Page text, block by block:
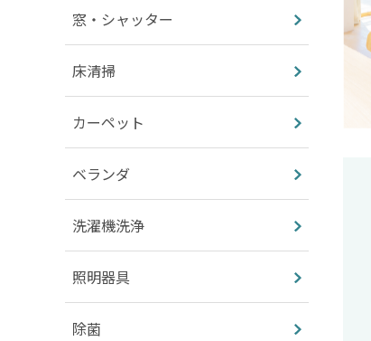
窓・シャッター
床清掃
カーペット
ベランダ
洗濯機洗浄
照明器具
除菌